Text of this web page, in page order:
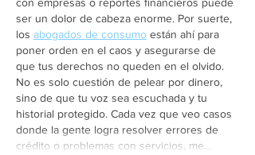
ser un dolor de cabeza enorme. Por suerte,
los abogados de consumo están ahí para
poner orden en el caos y asegurarse de
que tus derechos no queden en el olvido.
No es solo cuestión de pelear por dinero,
sino de que tu voz sea escuchada y tu
historial protegido. Cada vez que veo casos
donde la gente logra resolver errores de
crédito o problemas con servicios, me…